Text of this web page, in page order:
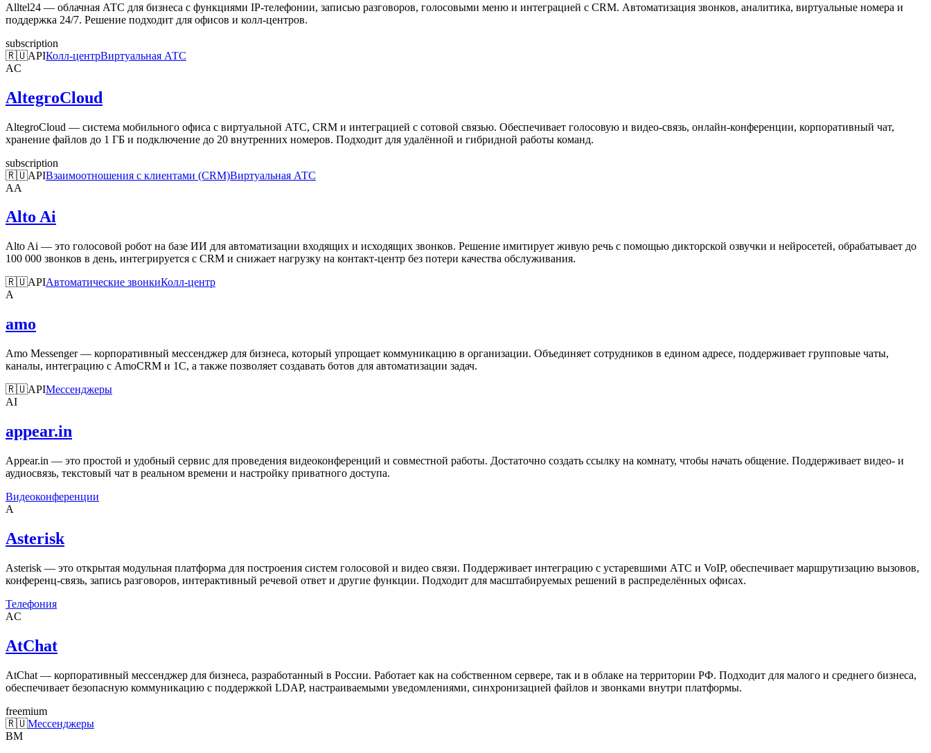
Alltel24 — облачная АТС для бизнеса с функциями IP-телефонии, записью разговоров, голосовыми меню и интеграцией с CRM. Автоматизация звонков, аналитика, виртуальные номера и
поддержка 24/7. Решение подходит для офисов и колл-центров.
subscription
🇷🇺APIКолл-центрВиртуальная АТС
AC
AltegroCloud
AltegroCloud — система мобильного офиса с виртуальной АТС, CRM и интеграцией с сотовой связью. Обеспечивает голосовую и видео-связь, онлайн-конференции, корпоративный чат,
хранение файлов до 1 ГБ и подключение до 20 внутренних номеров. Подходит для удалённой и гибридной работы команд.
subscription
🇷🇺APIВзаимоотношения с клиентами (CRM)Виртуальная АТС
AA
Alto Ai
Alto Ai — это голосовой робот на базе ИИ для автоматизации входящих и исходящих звонков. Решение имитирует живую речь с помощью дикторской озвучки и нейросетей, обрабатывает до
100 000 звонков в день, интегрируется с CRM и снижает нагрузку на контакт-центр без потери качества обслуживания.
🇷🇺APIАвтоматические звонкиКолл-центр
A
amo
Amo Messenger — корпоративный мессенджер для бизнеса, который упрощает коммуникацию в организации. Объединяет сотрудников в едином адресе, поддерживает групповые чаты,
каналы, интеграцию с AmoCRM и 1C, а также позволяет создавать ботов для автоматизации задач.
🇷🇺APIМессенджеры
AI
appear.in
Appear.in — это простой и удобный сервис для проведения видеоконференций и совместной работы. Достаточно создать ссылку на комнату, чтобы начать общение. Поддерживает видео- и
аудиосвязь, текстовый чат в реальном времени и настройку приватного доступа.
Видеоконференции
A
Asterisk
Asterisk — это открытая модульная платформа для построения систем голосовой и видео связи. Поддерживает интеграцию с устаревшими АТС и VoIP, обеспечивает маршрутизацию вызовов,
конференц-связь, запись разговоров, интерактивный речевой ответ и другие функции. Подходит для масштабируемых решений в распределённых офисах.
Телефония
AC
AtChat
AtChat — корпоративный мессенджер для бизнеса, разработанный в России. Работает как на собственном сервере, так и в облаке на территории РФ. Подходит для малого и среднего бизнеса,
обеспечивает безопасную коммуникацию с поддержкой LDAP, настраиваемыми уведомлениями, синхронизацией файлов и звонками внутри платформы.
freemium
🇷🇺Мессенджеры
BM